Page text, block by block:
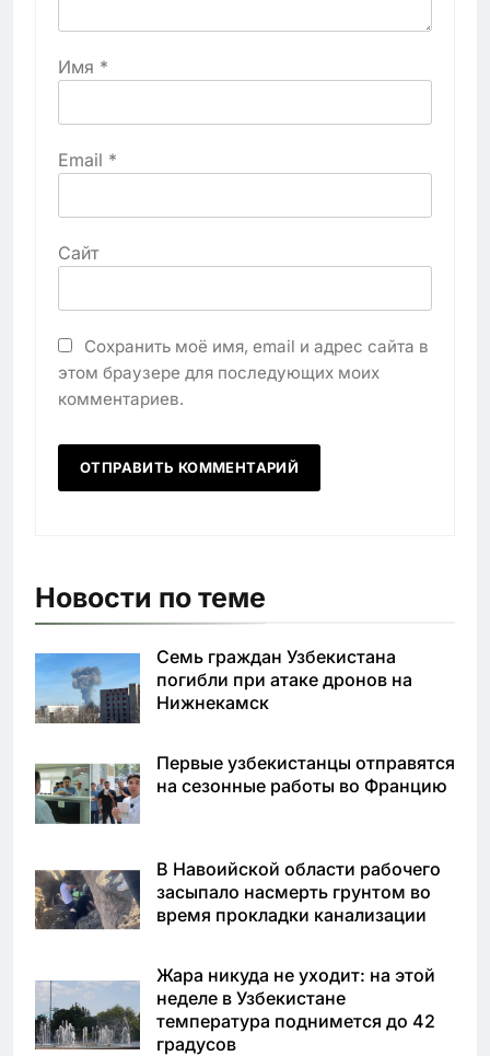
Имя *
Email *
Сайт
Сохранить моё имя, email и адрес сайта в
этом браузере для последующих моих
комментариев.
Новости по теме
Семь граждан Узбекистана
погибли при атаке дронов на
Нижнекамск
Первые узбекистанцы отправятся
на сезонные работы во Францию
В Навоийской области рабочего
засыпало насмерть грунтом во
время прокладки канализации
Жара никуда не уходит: на этой
неделе в Узбекистане
температура поднимется до 42
градусов